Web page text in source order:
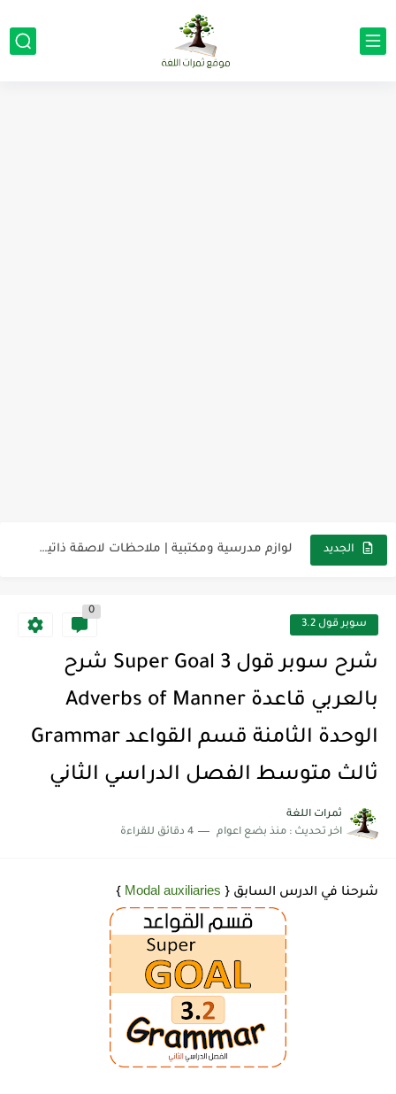
الجديد لوازم مدرسية ومكتبية | ملاحظات لاصقة ذاتية على شكل قلب...
The Winter Surprise
شرح قسم القراءة لكل وحدات الكتاب Super Goal 3 -...
سوبر قول 3.2
0
شرح سوبر قول 3 Super Goal شرح
بالعربي قاعدة Adverbs of Manner
الوحدة الثامنة قسم القواعد Grammar
ثالث متوسط الفصل الدراسي الثاني
ثمرات اللغة
اخر تحديث : منذ بضع اعوام 4 دقائق للقراءة
شرحنا في الدرس السابق { Modal auxiliaries
}